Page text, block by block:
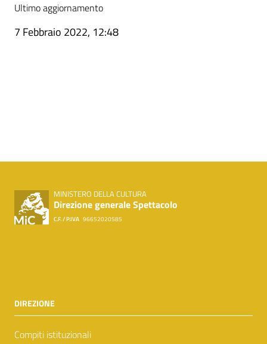
Ultimo aggiornamento
7 Febbraio 2022, 12:48
MINISTERO DELLA CULTURA
Direzione generale Spettacolo
C.F. / P.IVA 96652020585
DIREZIONE
Compiti istituzionali